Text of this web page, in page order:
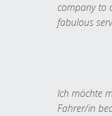
company to
fabulous
Ich möchte
Fahrer/in